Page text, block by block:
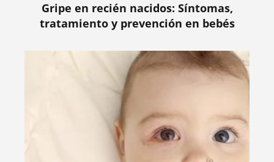
Gripe en recién nacidos: Síntomas,
tratamiento y prevención en bebés